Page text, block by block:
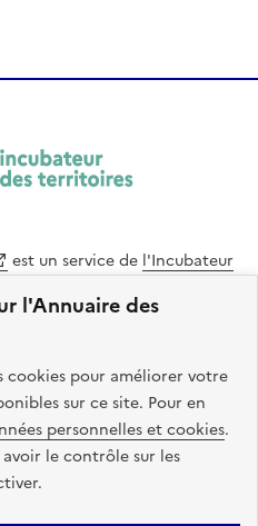
l'Annuaire des
cookies pour améliorer votre
sur ce site. Pour en
personnelles et cookies.
le contrôle sur les
est un service de l'Incubateur
code source de ce site web
design de ce site est conçu